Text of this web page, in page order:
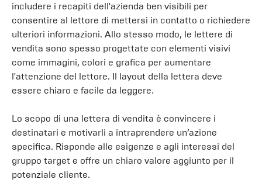
includere i recapiti dell'azienda ben visibili per
consentire al lettore di mettersi in contatto o richiedere
ulteriori informazioni. Allo stesso modo, le lettere di
vendita sono spesso progettate con elementi visivi
come immagini, colori e grafica per aumentare
l'attenzione del lettore. Il layout della lettera deve
essere chiaro e facile da leggere.
Lo scopo di una lettera di vendita è convincere i
destinatari e motivarli a intraprendere un’azione
specifica. Risponde alle esigenze e agli interessi del
gruppo target e offre un chiaro valore aggiunto per il
potenziale cliente.